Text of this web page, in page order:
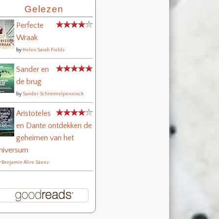
Gelezen
Perfecte
Wraak
by Helen Sarah Fields
Sander en
de brug
by Sander Schimmelpenninck
Aristoteles
en Dante ontdekken de
geheimen van het
Benjamin Alire Sáenz